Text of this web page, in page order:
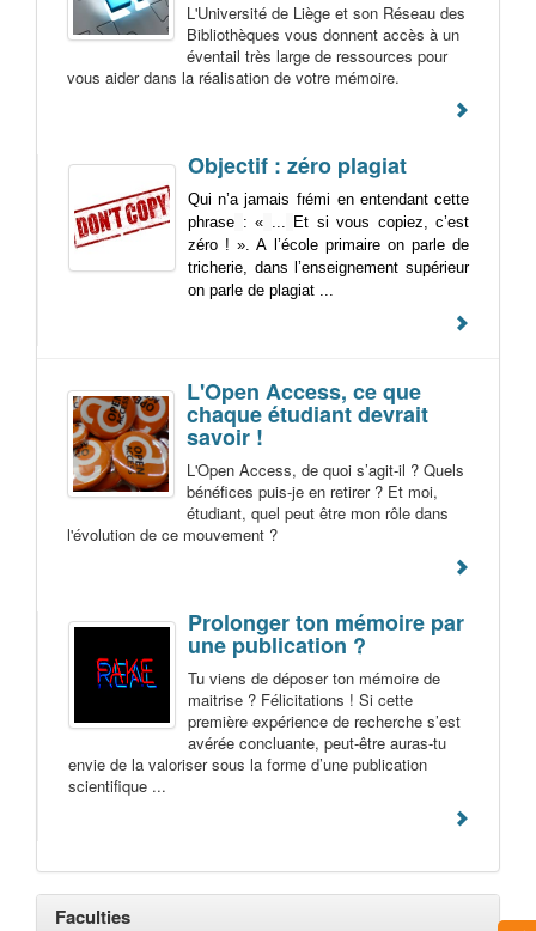
L'Université de Liège et son Réseau des
Bibliothèques vous donnent accès à un
éventail très large de ressources pour
vous aider dans la réalisation de votre mémoire.
Objectif : zéro plagiat
Qui n’a jamais frémi en entendant cette
phrase : « ... Et si vous copiez, c’est
zéro ! ». A l’école primaire on parle de
tricherie, dans l’enseignement supérieur
on parle de plagiat ...
L'Open Access, ce que
chaque étudiant devrait
savoir !
L'Open Access, de quoi s’agit-il ? Quels
bénéfices puis-je en retirer ? Et moi,
étudiant, quel peut être mon rôle dans
l'évolution de ce mouvement ?
Prolonger ton mémoire par
une publication ?
Tu viens de déposer ton mémoire de
maitrise ? Félicitations ! Si cette
première expérience de recherche s’est
avérée concluante, peut-être auras-tu
envie de la valoriser sous la forme d’une publication
scientifique ...
Faculties